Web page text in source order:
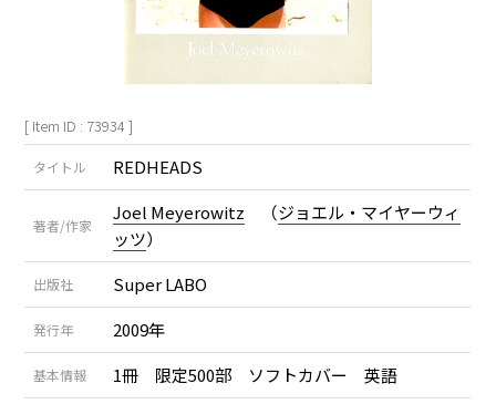
[ Item ID : 73934 ]
タイトル REDHEADS
著者/作家
Joel Meyerowitz （ジョエル・マイヤーウィ
ッツ）
出版社 Super LABO
発行年 2009年
基本情報 1冊 限定500部 ソフトカバー 英語